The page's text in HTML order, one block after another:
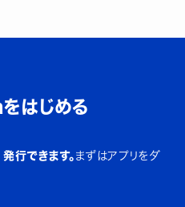
はじめる
行できます。 まずはアプリをダ